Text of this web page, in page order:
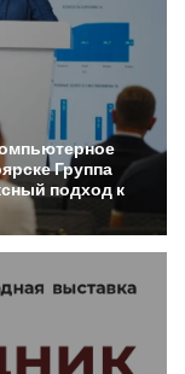
Группа
подход к